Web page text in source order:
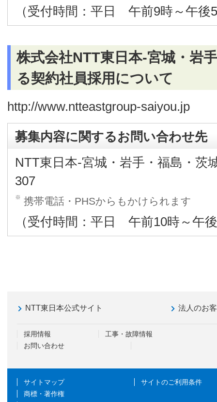
（受付時間：平日 午前9時～午後
株式会社NTT東日本-宮城・岩
る契約社員採用について
http://www.ntteastgroup-saiyou.jp
募集内容に関するお問い合わせ先
NTT東日本-宮城・岩手・福島・
307
※ 携帯電話・PHSからもかけられます
（受付時間：平日 午前10時～午
NTT東日本公式サイト 法人のお
採用情報
工事・故障情報
お問い合わせ
サイトマップ
サイトのご利用条件
商標・著作権